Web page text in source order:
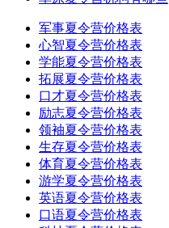
军事夏令营价格表
心智夏令营价格表
学能夏令营价格表
拓展夏令营价格表
口才夏令营价格表
励志夏令营价格表
领袖夏令营价格表
生存夏令营价格表
体育夏令营价格表
游学夏令营价格表
英语夏令营价格表
口语夏令营价格表